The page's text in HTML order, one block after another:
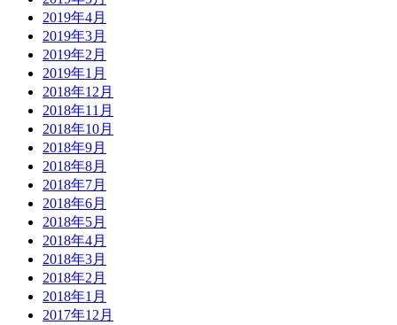
2019年4月
2019年3月
2019年2月
2019年1月
2018年12月
2018年11月
2018年10月
2018年9月
2018年8月
2018年7月
2018年6月
2018年5月
2018年4月
2018年3月
2018年2月
2018年1月
2017年12月